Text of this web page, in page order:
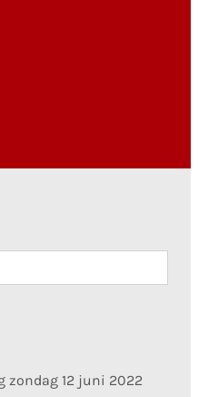
zondag 12 juni 2022